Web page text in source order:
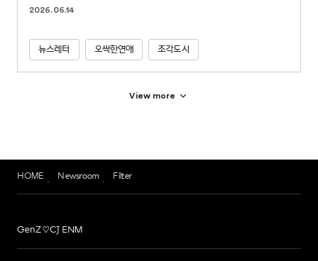
2026.06.14
뉴스레터 오싹한연애 조각도시
View more
HOME Newsroom Filter
GenZ♡CJ ENM